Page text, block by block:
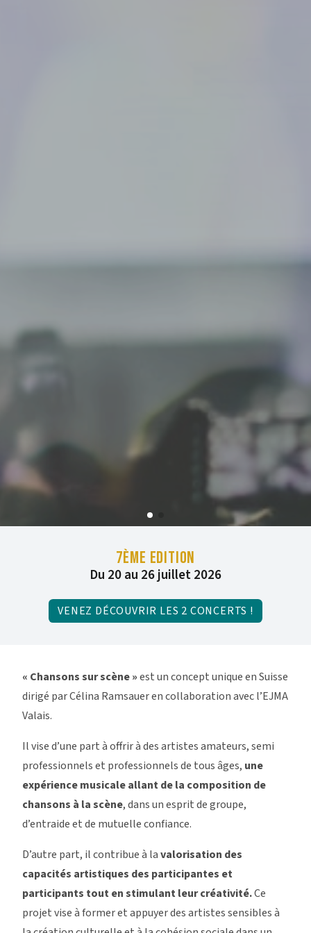
7ÈME EDITION
Du 20 au 26 juillet 2026
VENEZ DÉCOUVRIR LES 2 CONCERTS !
« Chansons sur scène »est un concept unique en Suisse
dirigé par Célina Ramsauer en collaboration avec l’EJMA
Valais.
Il vise d’une part à offrir à des artistes amateurs, semi
professionnels et professionnels de tous âges, une
expérience musicale allant de la composition de
chansons à la scène, dans un esprit de groupe,
d’entraide et de mutuelle confiance.
D’autre part, il contribue à lavalorisation des
capacités artistiques des participantes et
participants tout en stimulant leur créativité.Ce
projet vise à former et appuyer des artistes sensibles à